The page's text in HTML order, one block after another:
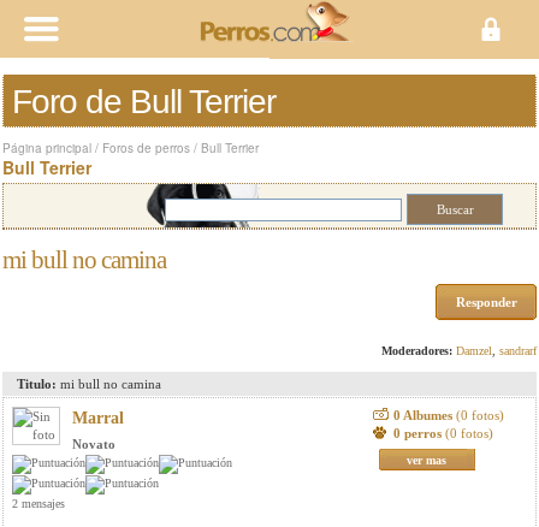
Foro de Bull Terrier
Página principal / Foros de perros / Bull Terrier
Bull Terrier
mi bull no camina
Responder
Moderadores: Damzel sandrarf
Titulo: mi bull no camina
Marral
Novato
2 mensajes
0 Albumes (0 fotos)
0 perros (0 fotos)
ver mas